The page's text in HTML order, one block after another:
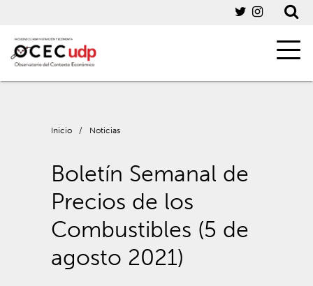
Inicio / Noticias
Boletín Semanal de
Precios de los
Combustibles (5 de
agosto 2021)